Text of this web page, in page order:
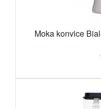
Moka konvice